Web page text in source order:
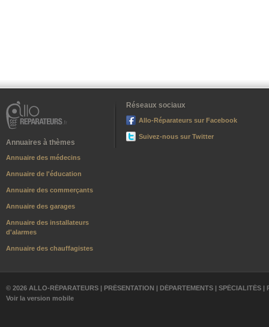
Annuaires à thèmes
Annuaire des médecins
Annuaire de l'éducation
Annuaire des commerçants
Annuaire des garages
Annuaire des installateurs
d'alarmes
Annuaire des chauffagistes
Réseaux sociaux
Allo-Réparateurs sur Facebook
Suivez-nous sur Twitter
© 2026 ALLO-RÉPARATEURS | PRÉSENTATION | DÉPARTEMENTS | SPÉCIALITÉS |
Voir la version mobile